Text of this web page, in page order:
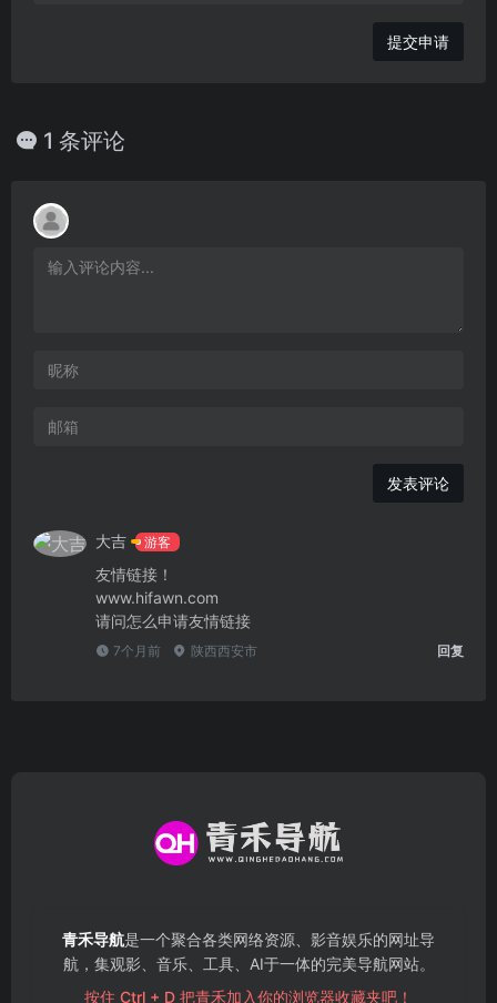
提交申请
1 条评论
发表评论
大吉 游客
友情链接！
www.hifawn.com
请问怎么申请友情链接
7个月前 陕西西安市 回复
青禾导航是一个聚合各类网络资源、影音娱乐的网址导
航，集观影、音乐、工具、AI于一体的完美导航网站。
按住 Ctrl + D 把青禾加入你的浏览器收藏夹吧！